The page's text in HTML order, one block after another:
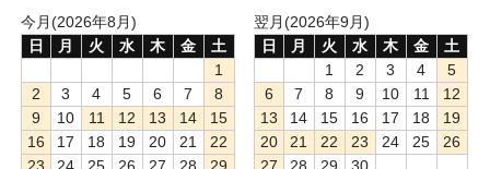
今月(2026年8月)
日
月 火 水 木 金
土
1
2
3 4 5 6 7
8
9
10 11 12 13 14
15
16
17 18 19 20 21
22
翌月(2026年9月)
日
月 火 水 木 金
土
1
2 3 4
5
6
7 8 9 10 11
12
13
14 15 16 17 18
19
20
21 22 23 24 25
26